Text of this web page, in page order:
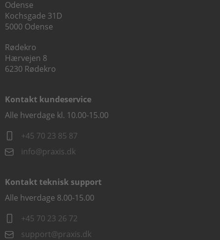
Odense
Kochsgade 31D
5000 Odense
Rødekro
Hærvejen 8
6230 Rødekro
Kontakt kundeservice
Alle hverdage kl. 10.00-15.00
+45 70 23 85 87
info@praxis.dk
Kontakt teknisk support
Alle hverdage 8.00-15.00
+45 70 23 26 72
support@praxis.dk